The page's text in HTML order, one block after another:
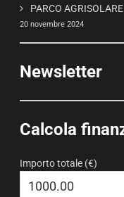
PARCO
20 novembre 2024
Newsletter
Calcola
Importo totale (€)